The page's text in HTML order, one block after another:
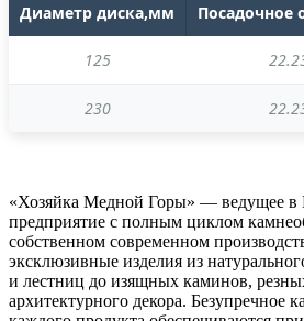
Диаметр диска,мм Посадочное
125
230
«Хозяйка Медной Горы» — ведущее в
предприятие с полным циклом
собственном современном
эксклюзивные изделия из
и лестниц до изящных каминов,
архитектурного декора. Безупречное